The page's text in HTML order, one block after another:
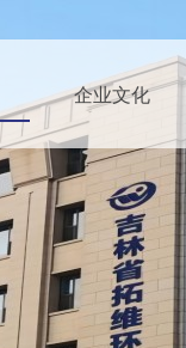
企业文化